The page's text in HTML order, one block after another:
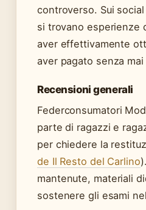
controverso. Sui
si trovano esperienze
aver effettivamente
aver pagato senza
Recensioni generali
Federconsumatori
parte di ragazzi e
per chiedere la
de Il Resto del Carlino
mantenute, materiali
sostenere gli esami